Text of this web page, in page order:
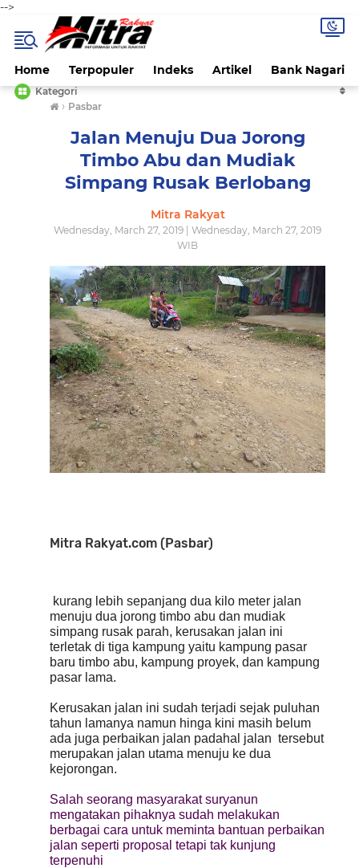
-->
Home Terpopuler Indeks Artikel Bank Nagari
Kategori
› Pasbar
Jalan Menuju Dua Jorong
Timbo Abu dan Mudiak
Simpang Rusak Berlobang
Mitra Rakyat
Wednesday, March 27, 2019 | Wednesday, March 27, 2019
WIB
Mitra Rakyat.com (Pasbar)
kurang lebih sepanjang dua kilo meter jalan
menuju dua jorong timbo abu dan mudiak
simpang rusak parah, kerusakan jalan ini
terletak di tiga kampung yaitu kampung pasar
baru timbo abu, kampung proyek, dan kampung
pasar lama.
Kerusakan jalan ini sudah terjadi sejak puluhan
tahun lamanya namun hinga kini masih belum
ada juga perbaikan jalan padahal jalan tersebut
merupakan jalan utama menuju ke dua
kejorongan.
Salah seorang masyarakat suryanun
mengatakan pihaknya sudah melakukan
berbagai cara untuk meminta bantuan perbaikan
jalan seperti proposal tetapi tak kunjung
terpenuhi